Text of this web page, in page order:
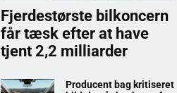
Fjerdestørste bilkoncern
får tæsk efter at have
tjent 2,2 milliarder
Producent bag kritiseret